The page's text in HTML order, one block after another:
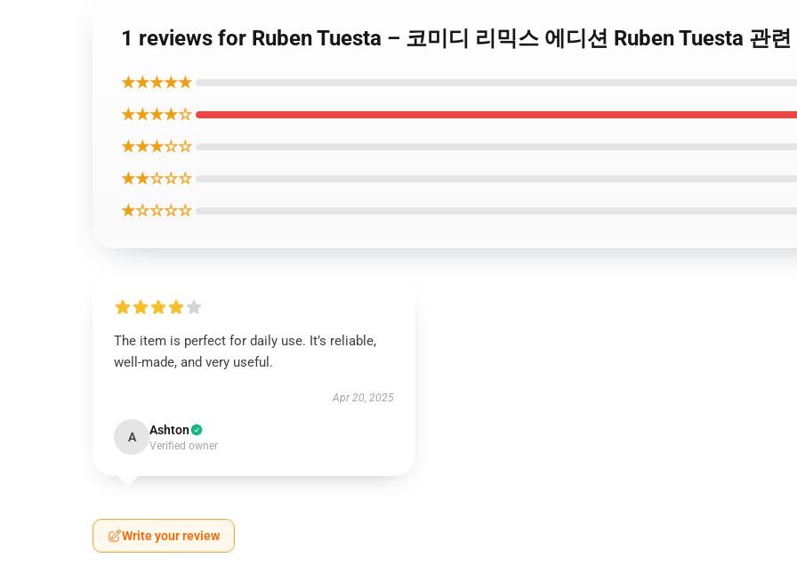
1 reviews for Ruben Tuesta – 코미디 리믹스 에디션 Ruben Tuesta 관련
★★★★★
★★★★☆
★★★☆☆
★★☆☆☆
★☆☆☆☆
The item is perfect for daily use. It’s reliable,
well-made, and very useful.
Apr 20, 2025
A Ashton
Verified owner
Write your review